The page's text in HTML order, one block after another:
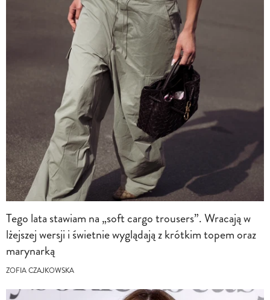
Tego lata stawiam na „soft cargo trousers”. Wracają w
lżejszej wersji i świetnie wyglądają z krótkim topem oraz
marynarką
ZOFIA CZAJKOWSKA